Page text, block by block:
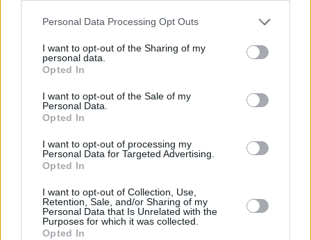
Please note that this website/app uses one or more Google
not limited to your visit or usage behaviour. You may click to
grant or deny consent to Google and its third-party tags to
use your data for below specified purposes in below Google
consent section.
Personal Data Processing Opt Outs
I want to opt-out of the Sharing of my
personal data.
Opted In
I want to opt-out of the Sale of my
Personal Data.
Opted In
I want to opt-out of processing my
Personal Data for Targeted Advertising.
Opted In
I want to opt-out of Collection, Use,
Retention, Sale, and/or Sharing of my
Personal Data that Is Unrelated with the
Purposes for which it was collected.
Opted In
sobre su estado son preocupantes.
Según el comunicado de prensa: “Se ha iniciado de
inmediato el tratamiento de Vincent Poirier, quien sufrió
ayer contra elFenerbahçeBeko.
jugador, que será operado, estará de baja entre 8 y 9
meses”.
Este es otro duro golpe paraAnadolu Efes
, que comenzó la
temporada con el pívot griego Giorgos Papagiannis también
lesionado y de baja durante un largo periodo. Tanto